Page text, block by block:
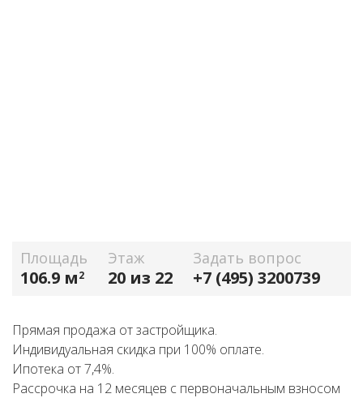
Площадь
106.9 м2
Этаж
20 из 22
Задать вопрос
+7 (495) 3200739
Прямая продажа от застройщика.
Индивидуальная скидка при 100% оплате.
Ипотека от 7,4%.
Рассрочка на 12 месяцев с первоначальным взносом